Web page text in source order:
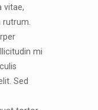
vitae,
mi
Sed